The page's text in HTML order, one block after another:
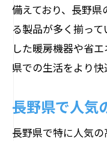
備えており、長野
る製品が多く揃っ
した暖房機器や省
県での生活をより快
長野県で人気
長野県で特に人気